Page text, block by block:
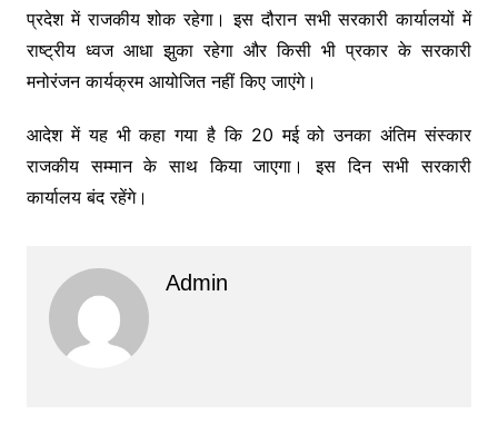
प्रदेश में राजकीय शोक रहेगा। इस दौरान सभी सरकारी कार्यालयों में
राष्ट्रीय ध्वज आधा झुका रहेगा और किसी भी प्रकार के सरकारी
मनोरंजन कार्यक्रम आयोजित नहीं किए जाएंगे।
आदेश में यह भी कहा गया है कि 20 मई को उनका अंतिम संस्कार
राजकीय सम्मान के साथ किया जाएगा। इस दिन सभी सरकारी
कार्यालय बंद रहेंगे।
Admin